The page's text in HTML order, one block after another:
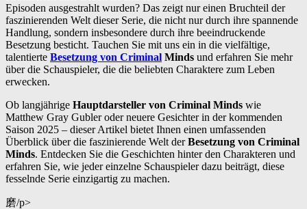
Episoden ausgestrahlt wurden? Das zeigt nur einen Bruchteil der
faszinierenden Welt dieser Serie, die nicht nur durch ihre spannende
Handlung, sondern insbesondere durch ihre beeindruckende
Besetzung besticht. Tauchen Sie mit uns ein in die vielfältige,
talentierte Besetzung von Criminal Minds und erfahren Sie mehr
über die Schauspieler, die die beliebten Charaktere zum Leben
erwecken.
Ob langjährige Hauptdarsteller von Criminal Minds wie
Matthew Gray Gubler oder neuere Gesichter in der kommenden
Saison 2025 – dieser Artikel bietet Ihnen einen umfassenden
Überblick über die faszinierende Welt derBesetzung von Criminal
Minds. Entdecken Sie die Geschichten hinter den Charakteren und
erfahren Sie, wie jeder einzelne Schauspieler dazu beiträgt, diese
fesselnde Serie einzigartig zu machen.
磨/p>